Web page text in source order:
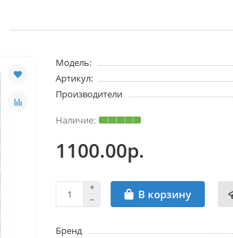
Модель:
Артикул:
Производители
1100.00р.
В корзину
Бренд